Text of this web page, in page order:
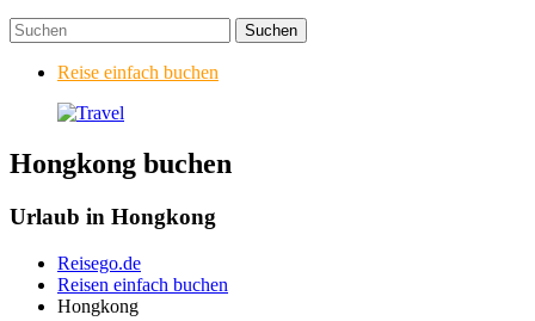
Suchen
Reise einfach buchen
Hongkong buchen
Urlaub in Hongkong
Reisego.de
Reisen einfach buchen
Hongkong